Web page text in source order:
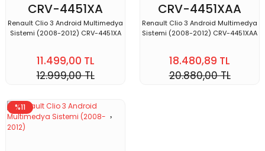
CRV-4451XA
Renault Clio 3 Android Multimedya
Sistemi (2008-2012) CRV-4451XA
11.499,00 TL
12.999,00 TL
CRV-4451XAA
Renault Clio 3 Android Multimedya
Sistemi (2008-2012) CRV-4451XAA
18.480,89 TL
20.880,00 TL
%11